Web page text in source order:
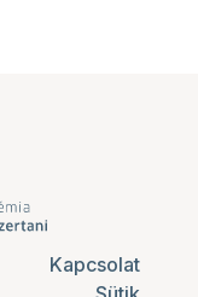
Kapcsolat